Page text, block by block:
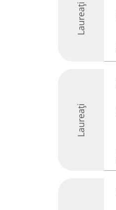
Laureați
Laureați